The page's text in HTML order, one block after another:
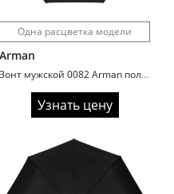
Одна расцветка модели
Arman
Зонт мужской 0082 Arman полный автомат ручка гольф
Узнать цену